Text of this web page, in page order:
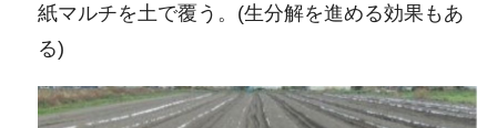
紙マルチを土で覆う。(生分解を進める効果もあ
る)